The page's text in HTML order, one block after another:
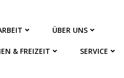
ÜBER UNS
& FREIZEIT SERVICE